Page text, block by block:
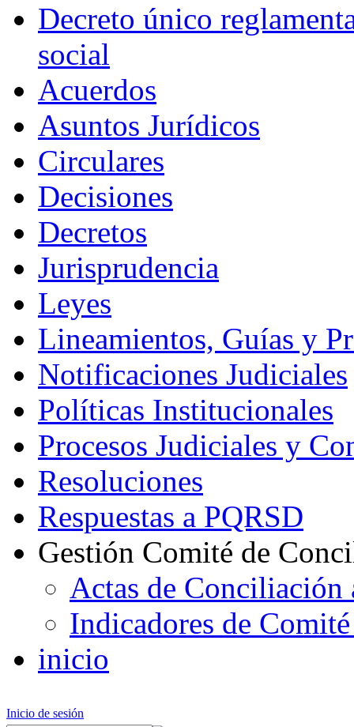
Decreto único
social
Acuerdos
Asuntos Jurídicos
Circulares
Decisiones
Decretos
Jurisprudencia
Leyes
Lineamientos, Guías y
Notificaciones Judiciales
Políticas Institucionales
Procesos Judiciales y
Resoluciones
Respuestas a PQRSD
Gestión Comité de
Actas de
Indicadores de
inicio
Inicio de sesión